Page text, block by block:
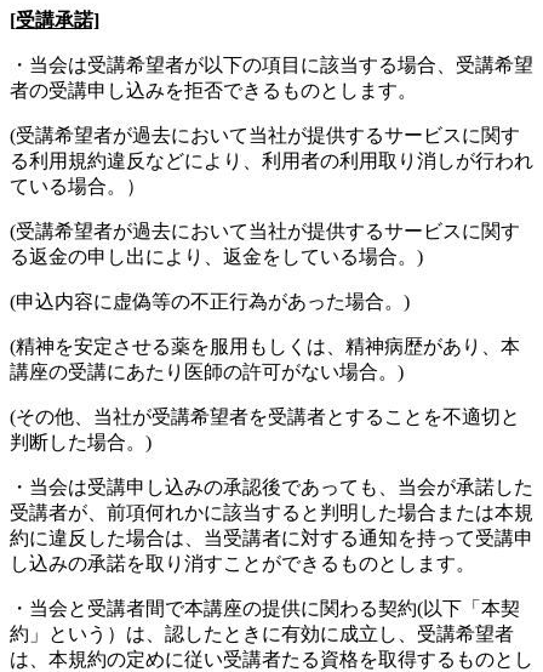
[受講承諾]
・当会は受講希望者が以下の項目に該当する場合、受講希望
者の受講申し込みを拒否できるものとします。
(受講希望者が過去において当社が提供するサービスに関す
る利用規約違反などにより、利用者の利用取り消しが行われ
ている場合。）
(受講希望者が過去において当社が提供するサービスに関す
る返金の申し出により、返金をしている場合。)
(申込内容に虚偽等の不正行為があった場合。)
(精神を安定させる薬を服用もしくは、精神病歴があり、本
講座の受講にあたり医師の許可がない場合。)
(その他、当社が受講希望者を受講者とすることを不適切と
判断した場合。)
・当会は受講申し込みの承認後であっても、当会が承諾した
受講者が、前項何れかに該当すると判明した場合または本規
約に違反した場合は、当受講者に対する通知を持って受講申
し込みの承諾を取り消すことができるものとします。
・当会と受講者間で本講座の提供に関わる契約(以下「本契
約」という）は、認したときに有効に成立し、受講希望者
は、本規約の定めに従い受講者たる資格を取得するものとし